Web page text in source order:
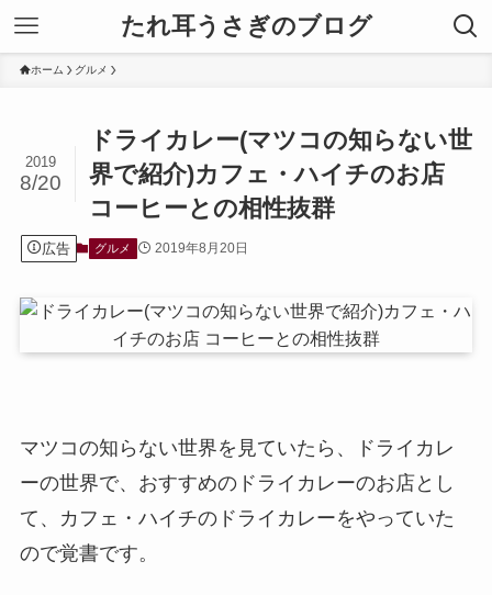
たれ耳うさぎのブログ
ホーム グルメ
ドライカレー(マツコの知らない世
界で紹介)カフェ・ハイチのお店
コーヒーとの相性抜群
2019
8/20
広告 グルメ 2019年8月20日
マツコの知らない世界を見ていたら、ドライカレ
ーの世界で、おすすめのドライカレーのお店とし
て、カフェ・ハイチのドライカレーをやっていた
ので覚書です。